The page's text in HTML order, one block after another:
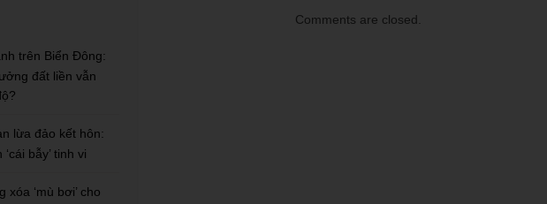
trên Biển Đông:
đất liền vẫn
lừa đảo kết hôn:
bẫy’ tinh vi
xóa ‘mù bơi’ cho
Comments are closed.